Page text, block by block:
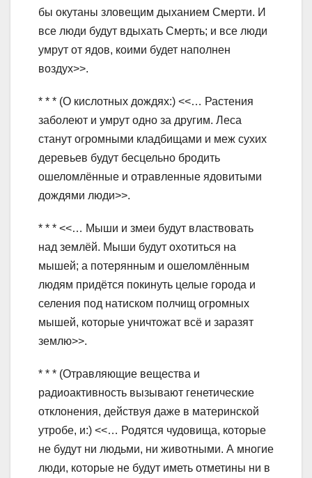
бы окутаны зловещим дыханием Смерти. И
все люди будут вдыхать Смерть; и все люди
умрут от ядов, коими будет наполнен
воздух>>.
* * * (О кислотных дождях:) <<… Растения
заболеют и умрут одно за другим. Леса
станут огромными кладбищами и меж сухих
деревьев будут бесцельно бродить
ошеломлённые и отравленные ядовитыми
дождями люди>>.
* * * <<… Мыши и змеи будут властвовать
над землёй. Мыши будут охотиться на
мышей; а потерянным и ошеломлённым
людям придётся покинуть целые города и
селения под натиском полчищ огромных
мышей, которые уничтожат всё и заразят
землю>>.
* * * (Отравляющие вещества и
радиоактивность вызывают генетические
отклонения, действуя даже в материнской
утробе, и:) <<… Родятся чудовища, которые
не будут ни людьми, ни животными. А многие
люди, которые не будут иметь отметины ни в